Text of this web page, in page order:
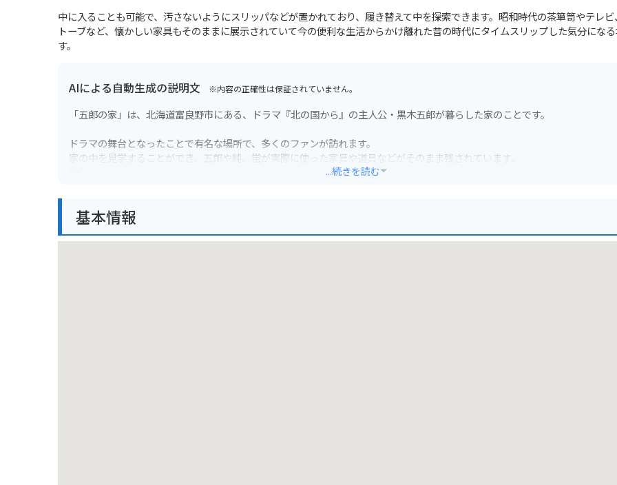
中に入ることも可能で、汚さないようにスリッパなどが置かれており、履き替えて中を探索できます。昭和時代の茶箪笥やテレビ
トーブなど、懐かしい家具もそのままに展示されていて今の便利な生活からかけ離れた昔の時代にタイムスリップした気分にな
す。
AIによる自動生成の説明文 ※内容の正確性は保証されていません。
「五郎の家」は、北海道富良野市にある、ドラマ『北の国から』の主人公・黒木五郎が暮らした家のことです。
ドラマの舞台となったことで有名な場所で、多くのファンが訪れます。
家の中を見学することができ、五郎や純、蛍が実際に使った家具や道具などがそのまま残されています。
富良野は北海道の中部に位置し、周囲を山々に囲まれた自然豊かな場所です。
...続きを読む
基本情報